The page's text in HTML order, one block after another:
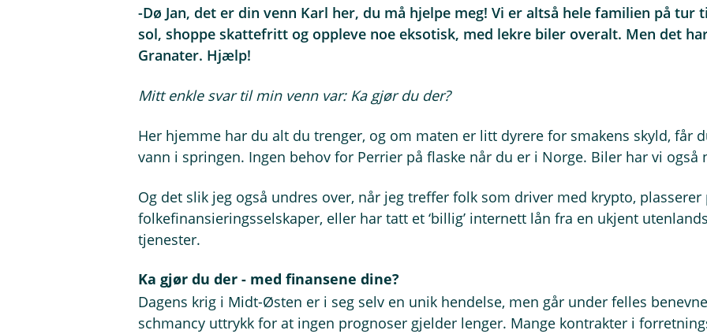
-Dø Jan, det er din venn Karl her, du må hjelpe meg! Vi er altså hele familien på tur
sol, shoppe skattefritt og oppleve noe eksotisk, med lekre biler overalt. Men det
Granater. Hjælp!
Mitt enkle svar til min venn var: Ka gjør du der?
Her hjemme har du alt du trenger, og om maten er litt dyrere for smakens skyld, får
vann i springen. Ingen behov for Perrier på flaske når du er i Norge. Biler har vi også
Og det slik jeg også undres over, når jeg treffer folk som driver med krypto, plasserer
folkefinansieringsselskaper, eller har tatt et ‘billig’ internett lån fra en ukjent
tjenester.
Ka gjør du der - med finansene dine?
Dagens krig i Midt-Østen er i seg selv en unik hendelse, men går under felles
schmancy uttrykk for at ingen prognoser gjelder lenger. Mange kontrakter i